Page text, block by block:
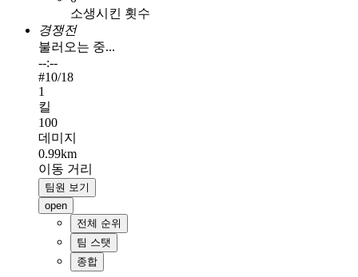
소생시킨 횟수
경쟁전
불러오는 중...
--:--
#10/18
1
킬
100
데미지
0.99km
이동 거리
팀원 보기
open
전체 순위
팀 스탯
종합